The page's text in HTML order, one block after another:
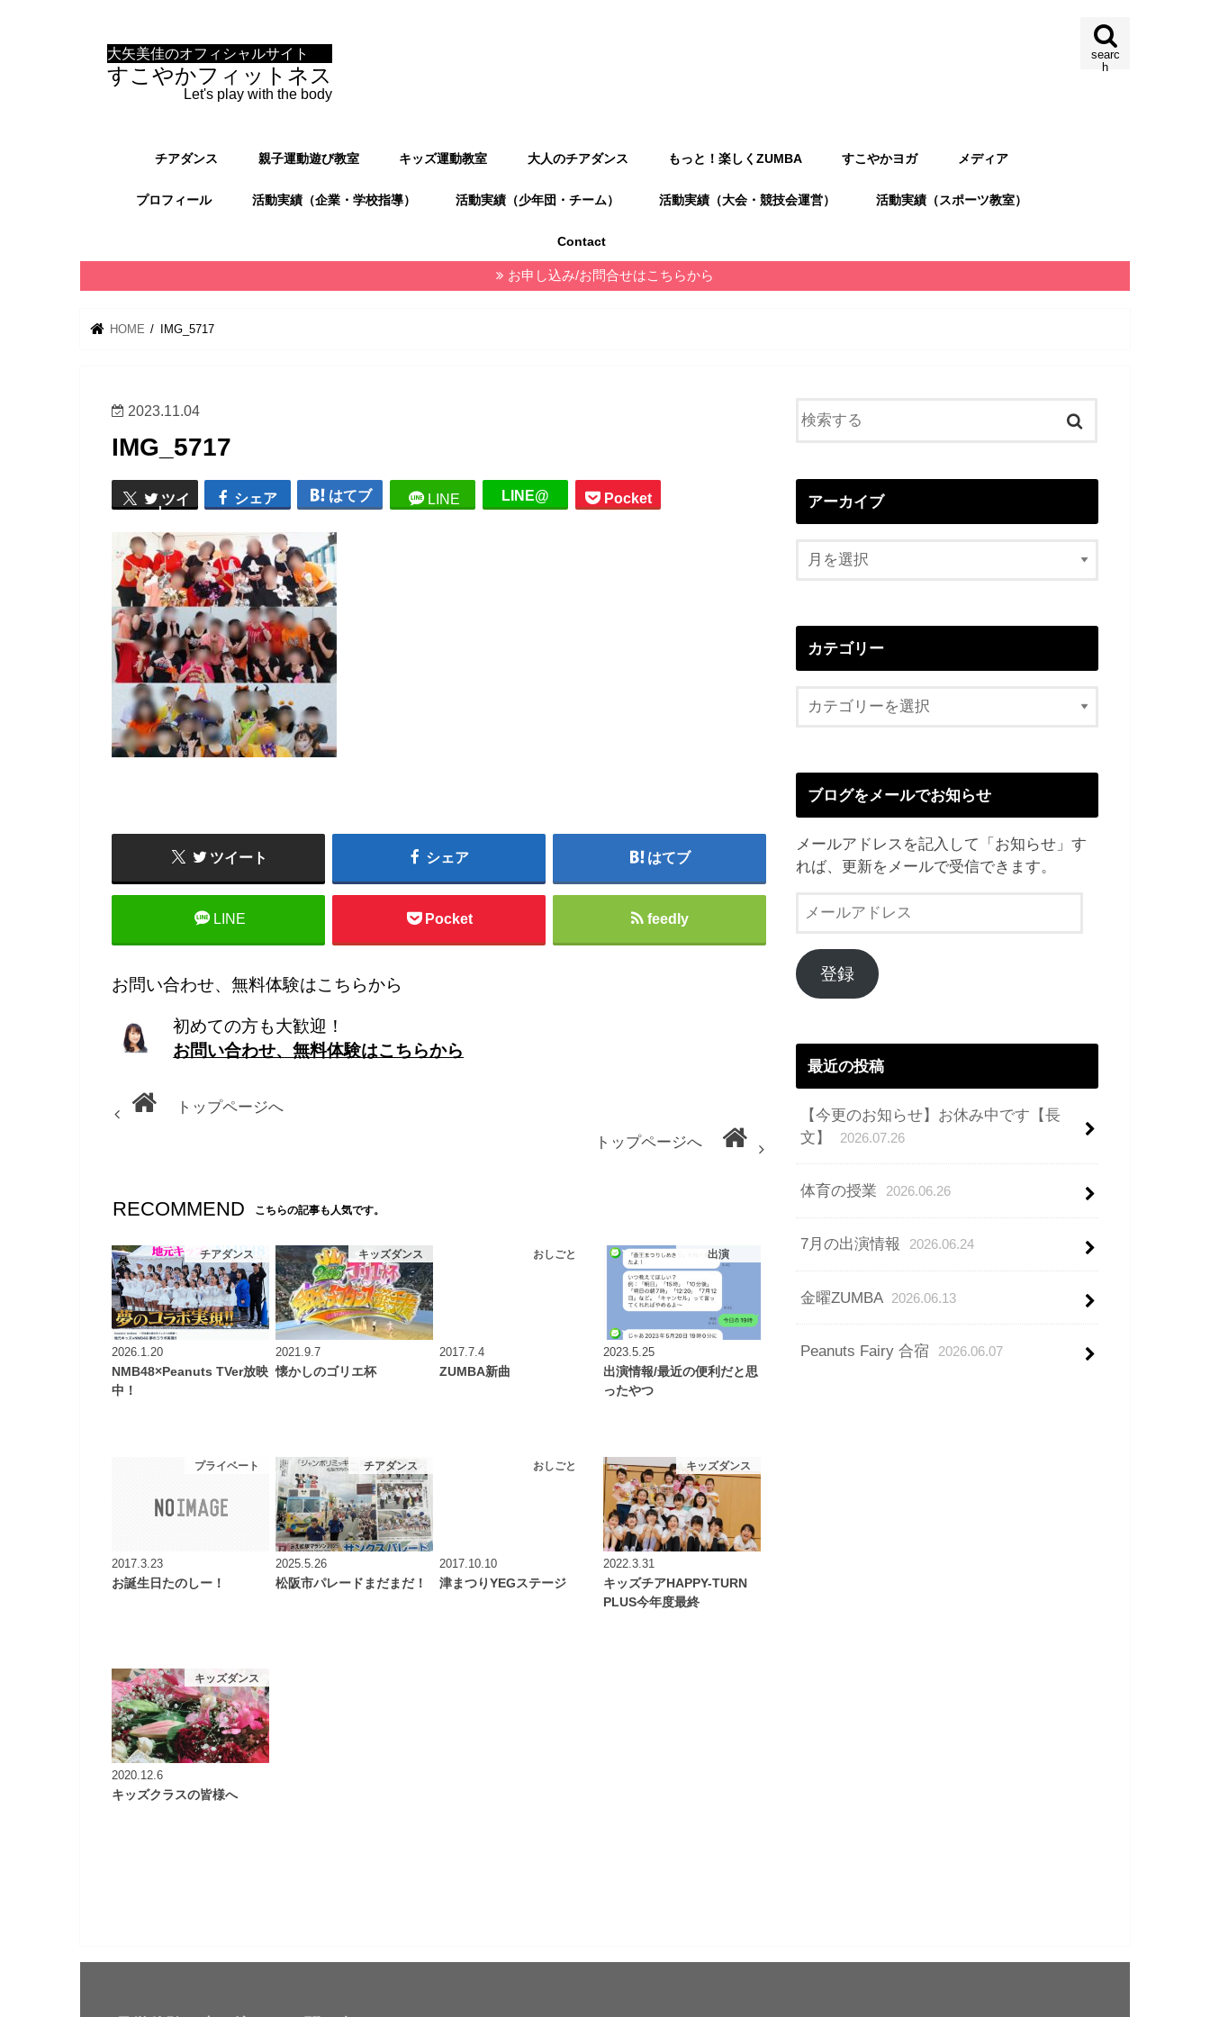
大矢美佳のオフィシャルサイト
すこやかフィットネス
Let's play with the body
searc
h
チアダンス 親子運動遊び教室 キッズ運動教室 大人のチアダンス もっと！楽しくZUMBA すこやかヨガ メディア
プロフィール 活動実績（企業・学校指導） 活動実績（少年団・チーム） 活動実績（大会・競技会運営） 活動実績（スポーツ教室）
Contact
お申し込み/お問合せはこちらから
HOME IMG_5717
2023.11.04
IMG_5717
ツイ
ート
シェア はてブ LINE LINE@ Pocket
ツイート シェア はてブ
LINE Pocket feedly
お問い合わせ、無料体験はこちらから
初めての方も大歓迎！
お問い合わせ、無料体験はこちらから
トップページへ
トップページへ
RECOMMEND こちらの記事も人気です。
チアダンス
2026.1.20
NMB48×Peanuts TVer放映
中！
キッズダンス
2021.9.7
懐かしのゴリエ杯
おしごと
2017.7.4
ZUMBA新曲
出演
2023.5.25
出演情報/最近の便利だと思
ったやつ
プライベート
2017.3.23
お誕生日たのしー！
チアダンス
2025.5.26
松阪市パレードまだまだ！
おしごと
2017.10.10
津まつりYEGステージ
キッズダンス
2022.3.31
キッズチアHAPPY-TURN
PLUS今年度最終
キッズダンス
2020.12.6
キッズクラスの皆様へ
アーカイブ
カテゴリー
ブログをメールでお知らせ
メールアドレスを記入して「お知らせ」す
れば、更新をメールで受信できます。
ル
ア
ド
登録
最近の投稿
【今更のお知らせ】お休み中です【長
文】
2026.07.26
体育の授業 2026.06.26
7月の出演情報 2026.06.24
金曜ZUMBA 2026.06.13
Peanuts Fairy 合宿 2026.06.07